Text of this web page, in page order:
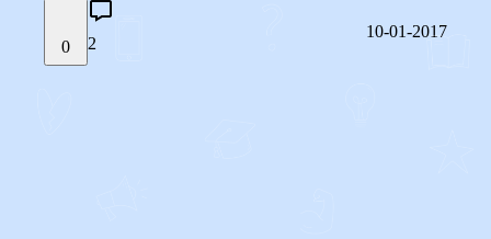
0 2
10-01-2017